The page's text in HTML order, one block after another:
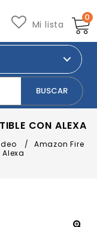
0
Mi lista
CON ALEXA
/
Amazon Fire